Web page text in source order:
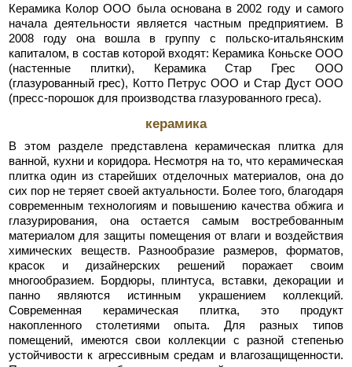
Керамика Колор ООО была основана в 2002 году и самого
начала деятельности является частным предприятием. В
2008 году она вошла в группу с польско-итальянским
капиталом, в состав которой входят: Керамика Коньске ООО
(настенные плитки), Керамика Стар Грес ООО
(глазурованный грес), Котто Петрус ООО и Стар Дуст ООО
(пресс-порошок для производства глазурованного греса).
керамика
В этом разделе представлена керамическая плитка для
ванной, кухни и коридора. Несмотря на то, что керамическая
плитка один из старейших отделочных материалов, она до
сих пор не теряет своей актуальности. Более того, благодаря
современным технологиям и повышению качества обжига и
глазурирования, она остается самым востребованным
материалом для защиты помещения от влаги и воздействия
химических веществ. Разнообразие размеров, форматов,
красок и дизайнерских решений поражает своим
многообразием. Бордюры, плинтуса, вставки, декорации и
панно являются истинным украшением коллекций.
Современная керамическая плитка, это продукт
накопленного столетиями опыта. Для разных типов
помещений, имеются свои коллекции с разной степенью
устойчивости к агрессивным средам и влагозащищенности.